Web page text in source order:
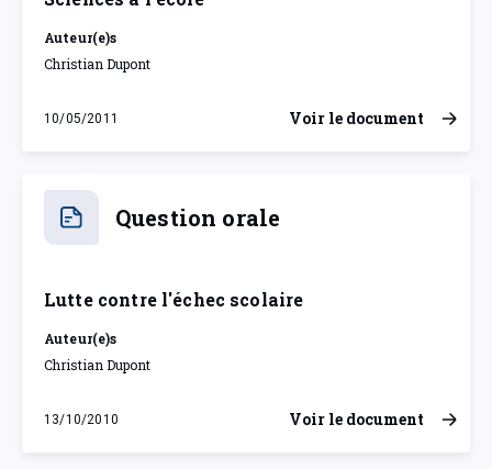
Auteur(e)s
Christian Dupont
10/05/2011
mardi 10 mai 2011
Voir le document
Question orale
Lutte contre l'échec scolaire
Auteur(e)s
Christian Dupont
13/10/2010
mercredi 13 octobre 2010
Voir le document